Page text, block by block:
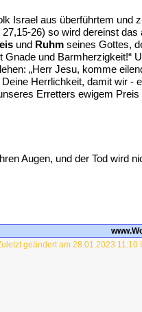
Israel aus überführtem und
26) so wird dereinst
und Ruhm seines Gottes,
und
„Herr Jesu, komme
Herrlichkeit, damit wir
Erretters ewigem Preis
Augen, und der Tod
geändert am 28.01.2023